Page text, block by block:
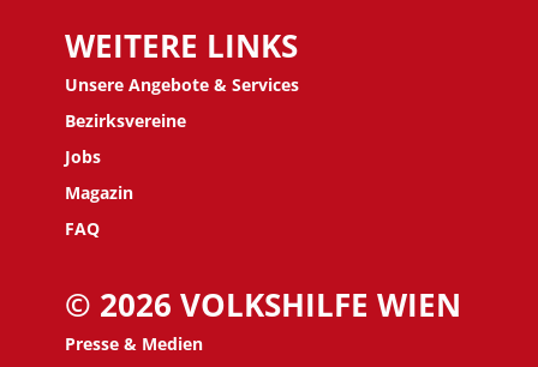
WEITERE LINKS
Unsere Angebote & Services
Bezirksvereine
Jobs
Magazin
FAQ
© 2026 VOLKSHILFE WIEN
Presse & Medien